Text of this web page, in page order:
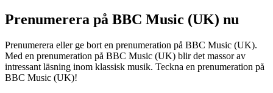
Prenumerera på BBC Music (UK) nu
Prenumerera eller ge bort en prenumeration på BBC Music (UK).
Med en prenumeration på BBC Music (UK) blir det massor av
intressant läsning inom klassisk musik. Teckna en prenumeration på
BBC Music (UK)!